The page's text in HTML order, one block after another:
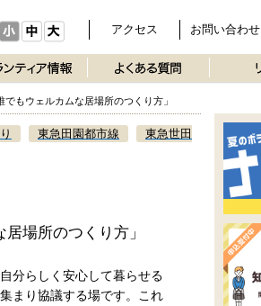
お問い合わせ
アクセス
もウェルカムな居場所のつくり方」
東急田園都市線 東急世田
場所のつくり方」
分らしく安心して暮らせる
まり協議する場です。これ